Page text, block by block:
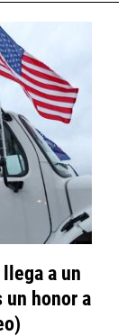
a un
un honor a